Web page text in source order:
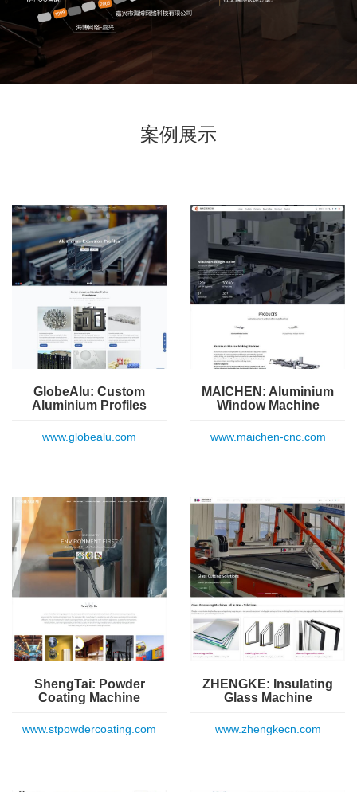
案例展示
GlobeAlu: Custom
Aluminium Profiles
www.globealu.com
MAICHEN: Aluminium
Window Machine
www.maichen-cnc.com
ShengTai: Powder
Coating Machine
www.stpowdercoating.com
ZHENGKE: Insulating
Glass Machine
www.zhengkecn.com